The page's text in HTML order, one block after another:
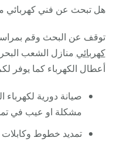
هل تبحث عن فني
توقف عن البحث وقم
كهربائي منازل الشعب
أعطال الكهرباء كما يوفر
صيانة دورية
مشكلة او عيب في
تمديد خطوط وكابلات